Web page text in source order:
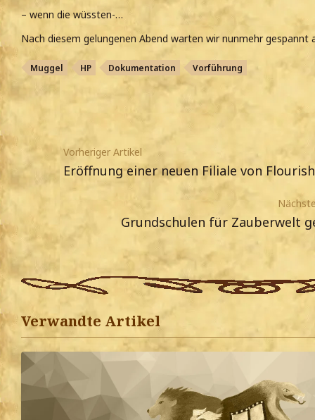
– wenn die wüssten-…
Nach diesem gelungenen Abend warten wir nunmehr gespannt
Muggel HP Dokumentation Vorführung
Vorheriger Artikel
Eröffnung einer neuen Filiale von
Grundschulen für Zauberwelt
Verwandte Artikel